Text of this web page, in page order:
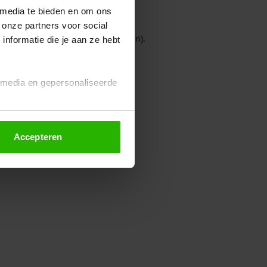
te bieden en om ons
partners voor social
die je aan ze hebt
en gepersonaliseerde
altijd wijzigen of
Accepteren
console for more information).